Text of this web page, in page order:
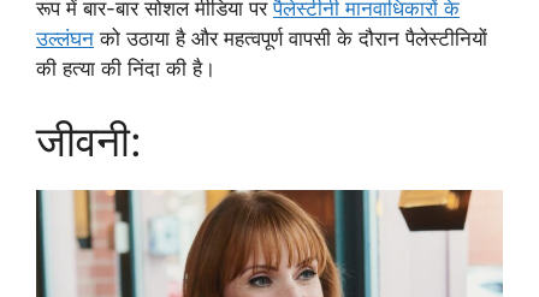
रूप में बार-बार सोशल मीडिया परपैलेस्टीनी मानवाधिकारों के
उल्लंघन को उठाया है और महत्वपूर्ण वापसी के दौरान पैलेस्टीनियों
की हत्या की निंदा की है।
जीवनी: